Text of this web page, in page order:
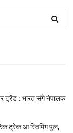
ट्रेंड : भारत संगे नेपालक
ट्रेक आ स्विमिंग पुल,